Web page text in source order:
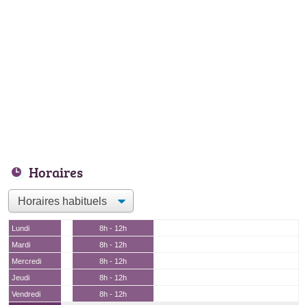
Horaires
Lundi
8h - 12h
Mardi
8h - 12h
Mercredi
8h - 12h
Jeudi
8h - 12h
Vendredi
8h - 12h